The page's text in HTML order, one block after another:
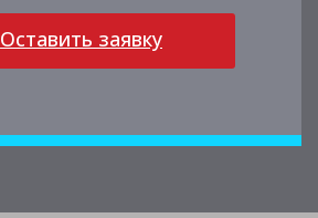
Оставить заявку